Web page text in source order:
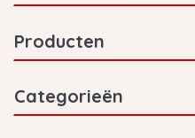
Producten
Categorieën